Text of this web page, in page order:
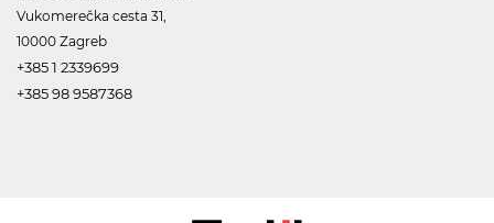
Vukomerečka cesta 31,
10000 Zagreb
+385 1 2339699
+385 98 9587368